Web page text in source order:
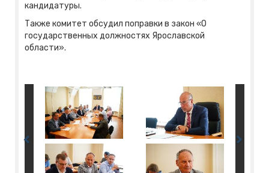
кандидатуры.
Также комитет обсудил поправки в закон «О
государственных должностях Ярославской
области».